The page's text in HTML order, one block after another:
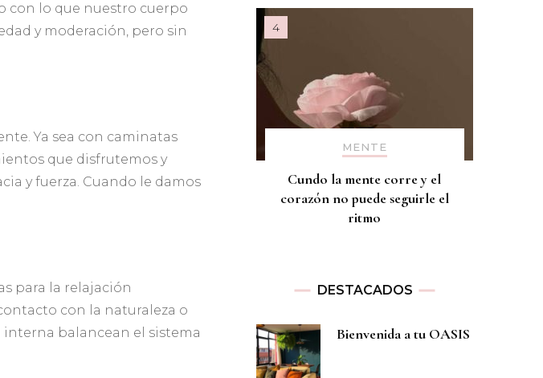
con lo que nuestro cuerpo
y moderación, pero sin
Ya sea con caminatas
que disfrutemos y
y fuerza. Cuando le damos
para la relajación
con la naturaleza o
balancean el sistema
MENTE
Cundo la mente corre y el
corazón no puede seguirle el
ritmo
DESTACADOS
Bienvenida a tu OASIS